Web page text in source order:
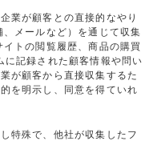
業が顧客との直接的なやり
メールなど）を通じて収集
トの閲覧履歴、商品の購買
記録された顧客情報や問い
が顧客から直接収集するた
を明示し、同意を得ていれ
特殊で、他社が収集したフ